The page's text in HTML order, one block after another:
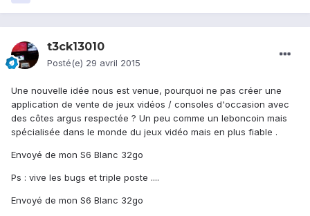
t3ck13010
Posté(e) 29 avril 2015
Une nouvelle idée nous est venue, pourquoi ne pas créer une
application de vente de jeux vidéos / consoles d'occasion avec
des côtes argus respectée ? Un peu comme un leboncoin mais
spécialisée dans le monde du jeux vidéo mais en plus fiable .
Envoyé de mon S6 Blanc 32go
Ps : vive les bugs et triple poste ....
Envoyé de mon S6 Blanc 32go